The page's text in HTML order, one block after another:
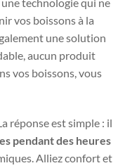
une technologie qui ne
vos boissons à la
une solution
aucun produit
vos boissons, vous
réponse est simple : il
pendant des heures
Alliez confort et